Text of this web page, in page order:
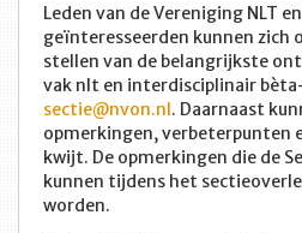
Leden van de Vereniging NLT
geïnteresseerden kunnen zich
stellen van de belangrijkste
vak nlt en interdisciplinair
sectie@nvon.nl. Daarnaast
opmerkingen, verbeterpunten
kwijt. De opmerkingen die de
kunnen tijdens het
worden.